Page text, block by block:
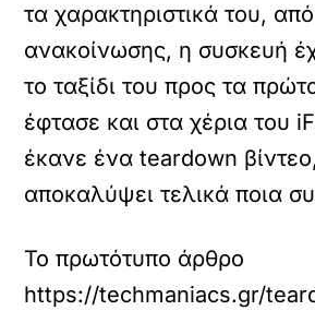
τα χαρακτηριστικά του,
ανακοίνωσης, η συσκευή
το ταξίδι του προς τα
έφτασε και στα χέρια του
έκανε ένα teardown
αποκαλύψει τελικά ποια
Το πρωτότυπο άρθρο
https://techmaniacs.gr/